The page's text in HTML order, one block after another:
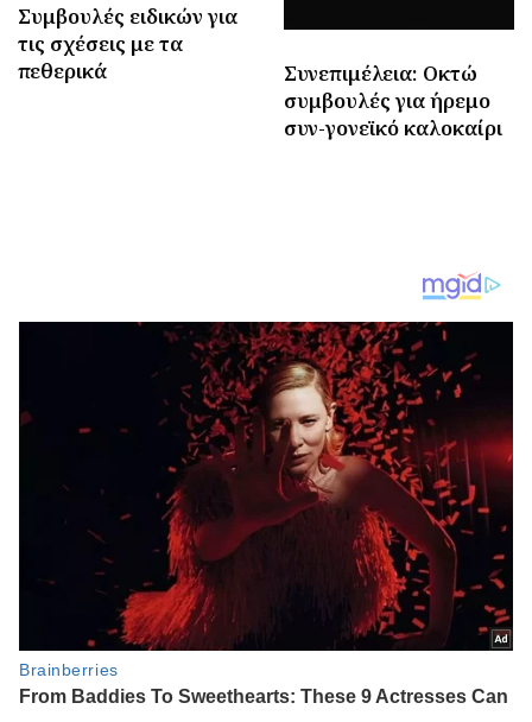
Συμβουλές ειδικών για
τις σχέσεις με τα
πεθερικά
Συνεπιμέλεια: Οκτώ
συμβουλές για ήρεμο
συν-γονεϊκό καλοκαίρι